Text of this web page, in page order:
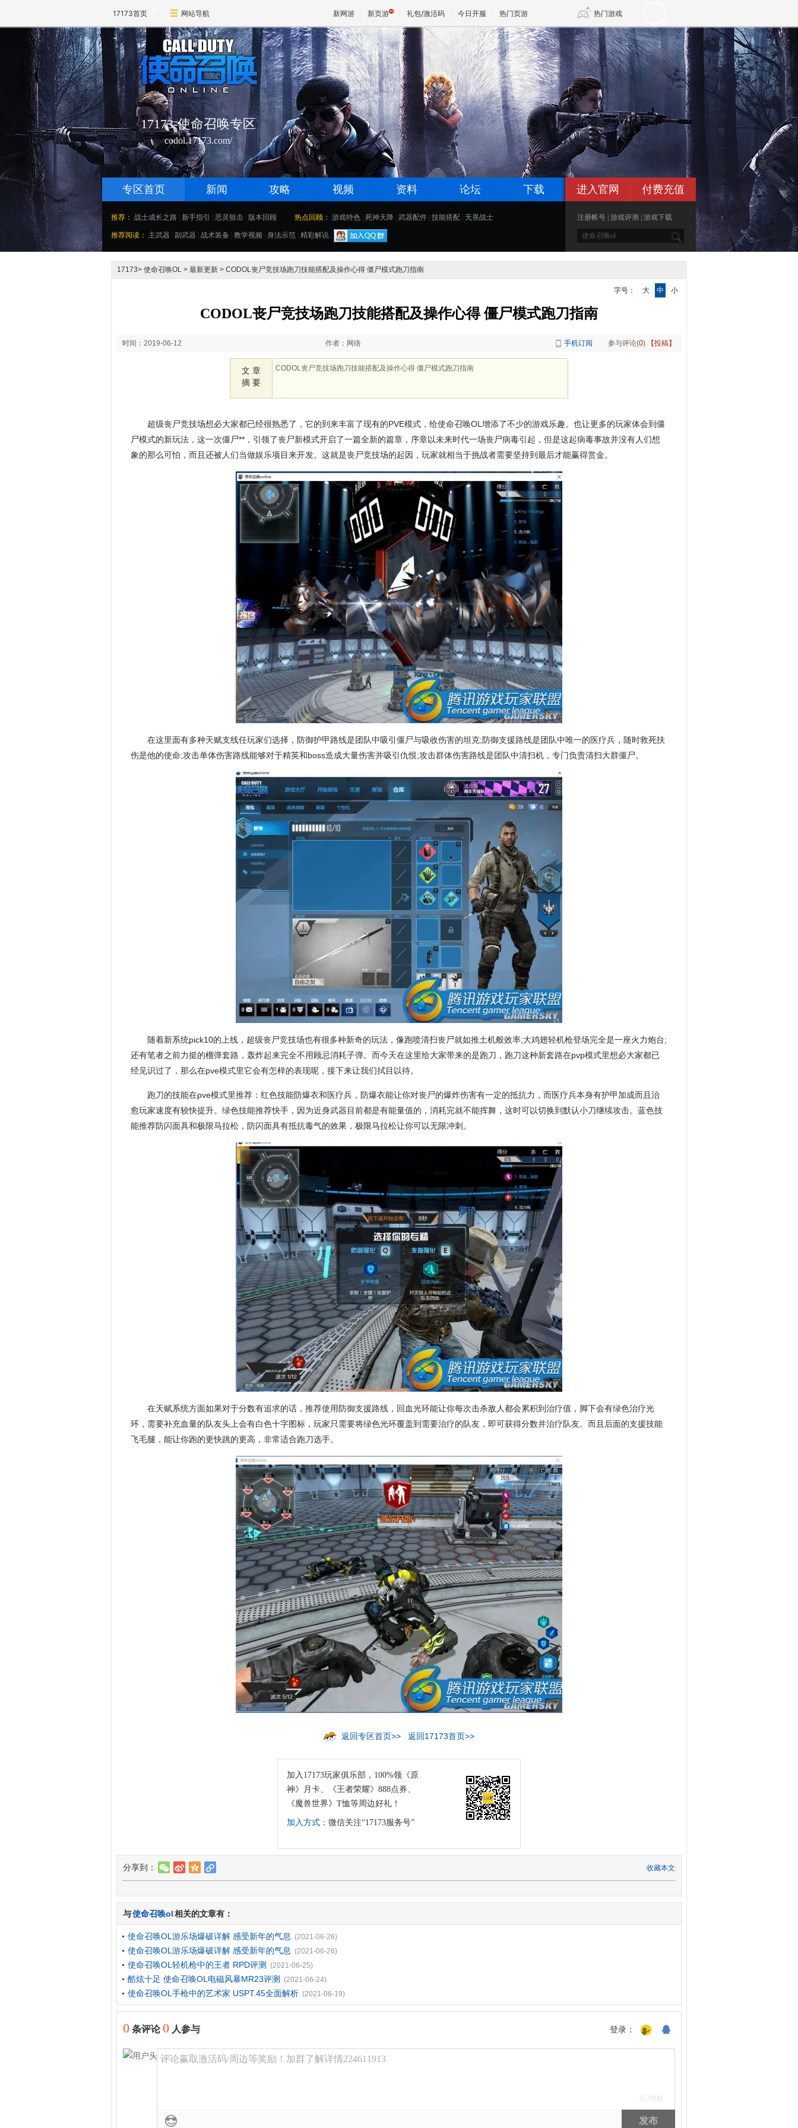
17173首页 网站导航 新网游 新页游 礼包/激活码 今日开服 热门页游 热门游戏
魔兽 DNF 传奇4
天堂 剑网3旗舰版 新天龙八部
王权与自由 诛仙世界 新仙侠5
17173-使命召唤专区
codol.17173.com/
专区首页 新闻 攻略 视频 资料 论坛 下载
推荐： 战士成长之路 新手指引 恶灵狙击 版本回顾 热点回顾： 游戏特色 死神天降 武器配件 技能搭配 无畏战士
推荐阅读： 主武器 副武器 战术装备 教学视频 身法示范 精彩解说
进入官网 付费充值
注册帐号 游戏评测 游戏下载
*
17173> 使命召唤OL > 最新更新 > CODOL丧尸竞技场跑刀技能搭配及操作心得 僵尸模式跑刀指南
字号： 大 中 小
CODOL丧尸竞技场跑刀技能搭配及操作心得 僵尸模式跑刀指南
时间：2019-06-12 作者：网络 手机订阅 参与评论(0) 【投稿】
文 章
摘 要
CODOL丧尸竞技场跑刀技能搭配及操作心得 僵尸模式跑刀指南
超级丧尸竞技场想必大家都已经很熟悉了，它的到来丰富了现有的PVE模式，给使命召唤OL增添了不少的游戏乐趣。也让更多的玩家体会到僵
尸模式的新玩法，这一次僵尸**，引领了丧尸新模式开启了一篇全新的篇章，序章以未来时代一场丧尸病毒引起，但是这起病毒事故并没有人们想
象的那么可怕，而且还被人们当做娱乐项目来开发。这就是丧尸竞技场的起因，玩家就相当于挑战者需要坚持到最后才能赢得赏金。
在这里面有多种天赋支线任玩家们选择，防御护甲路线是团队中吸引僵尸与吸收伤害的坦克;防御支援路线是团队中唯一的医疗兵，随时救死扶
伤是他的使命;攻击单体伤害路线能够对于精英和boss造成大量伤害并吸引仇恨;攻击群体伤害路线是团队中清扫机，专门负责清扫大群僵尸。
随着新系统pick10的上线，超级丧尸竞技场也有很多种新奇的玩法，像跑喷清扫丧尸就如推土机般效率;大鸡翅轻机枪登场完全是一座火力炮台;
还有笔者之前力挺的榴弹套路，轰炸起来完全不用顾忌消耗子弹。而今天在这里给大家带来的是跑刀，跑刀这种新套路在pvp模式里想必大家都已
经见识过了，那么在pve模式里它会有怎样的表现呢，接下来让我们拭目以待。
跑刀的技能在pve模式里推荐：红色技能防爆衣和医疗兵，防爆衣能让你对丧尸的爆炸伤害有一定的抵抗力，而医疗兵本身有护甲加成而且治
愈玩家速度有较快提升。绿色技能推荐快手，因为近身武器目前都是有能量值的，消耗完就不能挥舞，这时可以切换到默认小刀继续攻击。蓝色技
能推荐防闪面具和极限马拉松，防闪面具有抵抗毒气的效果，极限马拉松让你可以无限冲刺。
在天赋系统方面如果对于分数有追求的话，推荐使用防御支援路线，回血光环能让你每次击杀敌人都会累积到治疗值，脚下会有绿色治疗光
环，需要补充血量的队友头上会有白色十字图标，玩家只需要将绿色光环覆盖到需要治疗的队友，即可获得分数并治疗队友。而且后面的支援技能
飞毛腿，能让你跑的更快跳的更高，非常适合跑刀选手。
返回专区首页>> 返回17173首页>>
加入17173玩家俱乐部，100%领《原
神》月卡、《王者荣耀》888点券、
《魔兽世界》T恤等周边好礼！
加入方式： 微信关注“17173服务号”
分享到： w t z l 收藏本文
与使命召唤ol相关的文章有：
使命召唤OL游乐场爆破详解 感受新年的气息 (2021-06-26)
使命召唤OL游乐场爆破详解 感受新年的气息 (2021-06-26)
使命召唤OL轻机枪中的王者 RPD评测 (2021-06-25)
酷炫十足 使命召唤OL电磁风暴MR23评测 (2021-06-24)
使命召唤OL手枪中的艺术家 USPT.45全面解析 (2021-06-19)
0 条评论0 人参与 登录：
评论赢取激活码/周边等奖励！加群了解详情224611913
0 /2000
发布